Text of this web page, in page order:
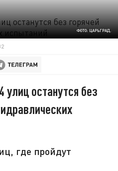
ФОТО: ЦАРЬГРАД.
улиц останутся без
где пройдут